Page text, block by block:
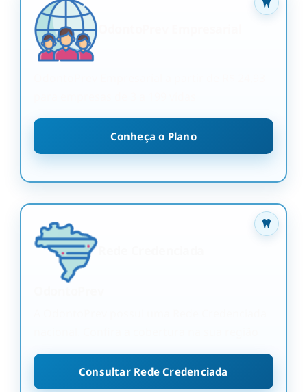
Conheça o Plano
Consultar Rede Credenciada